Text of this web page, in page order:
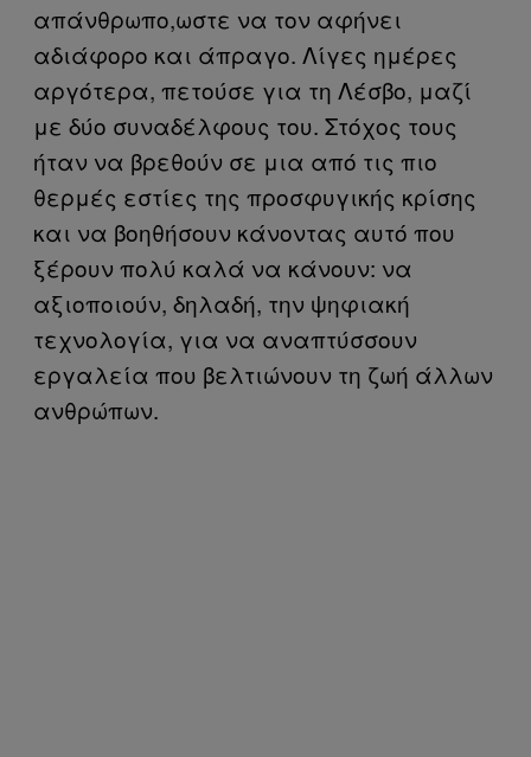
απάνθρωπο,ωστε να τον αφήνει
αδιάφορο και άπραγο. Λίγες ημέρες
αργότερα, πετούσε για τη Λέσβο, μαζί
με δύο συναδέλφους του. Στόχος τους
ήταν να βρεθούν σε μια από τις πιο
θερμές εστίες της προσφυγικής κρίσης
και να βοηθήσουν κάνοντας αυτό που
ξέρουν πολύ καλά να κάνουν: να
αξιοποιούν, δηλαδή, την ψηφιακή
τεχνολογία, για να αναπτύσσουν
εργαλεία που βελτιώνουν τη ζωή άλλων
ανθρώπων.